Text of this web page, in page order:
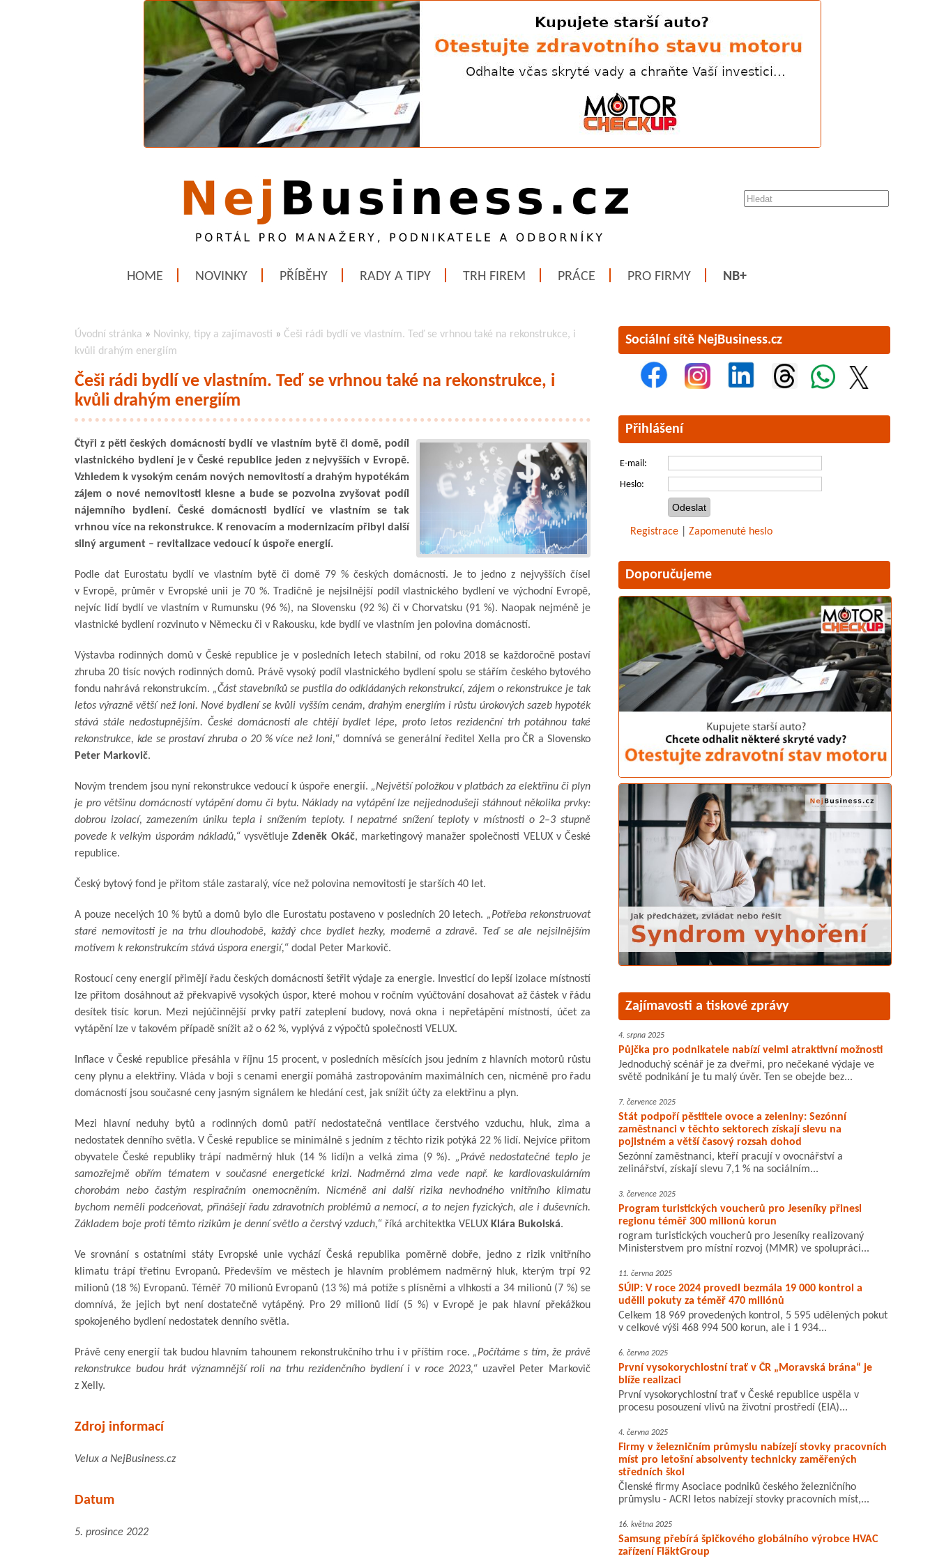
HOME NOVINKY PŘÍBĚHY RADY A TIPY TRH FIREM PRÁCE PRO FIRMY NB+
Úvodní stránka » Novinky, tipy a zajímavosti » Češi rádi bydlí ve vlastním. Teď se vrhnou také na rekonstrukce, i
kvůli drahým energiím
Češi rádi bydlí ve vlastním. Teď se vrhnou také na rekonstrukce, i
kvůli drahým energiím
Čtyři z pěti českých domácností bydlí ve vlastním bytě či domě, podíl
vlastnického bydlení je v České republice jeden z nejvyšších v Evropě.
Vzhledem k vysokým cenám nových nemovitostí a drahým hypotékám
zájem o nové nemovitosti klesne a bude se pozvolna zvyšovat podíl
nájemního bydlení. České domácnosti bydlící ve vlastním se tak
vrhnou více na rekonstrukce. K renovacím a modernizacím přibyl další
silný argument – revitalizace vedoucí k úspoře energií.
Podle dat Eurostatu bydlí ve vlastním bytě či domě 79 % českých domácností. Je to jedno z nejvyšších čísel
v Evropě, průměr v Evropské unii je 70 %. Tradičně je nejsilnější podíl vlastnického bydlení ve východní Evropě,
nejvíc lidí bydlí ve vlastním v Rumunsku (96 %), na Slovensku (92 %) či v Chorvatsku (91 %). Naopak nejméně je
vlastnické bydlení rozvinuto v Německu či v Rakousku, kde bydlí ve vlastním jen polovina domácností.
Výstavba rodinných domů v České republice je v posledních letech stabilní, od roku 2018 se každoročně postaví
zhruba 20 tisíc nových rodinných domů. Právě vysoký podíl vlastnického bydlení spolu se stářím českého bytového
fondu nahrává rekonstrukcím. „Část stavebníků se pustila do odkládaných rekonstrukcí, zájem o rekonstrukce je tak
letos výrazně větší než loni. Nové bydlení se kvůli vyšším cenám, drahým energiím i růstu úrokových sazeb hypoték
stává stále nedostupnějším. České domácnosti ale chtějí bydlet lépe, proto letos rezidenční trh potáhnou také
rekonstrukce, kde se prostaví zhruba o 20 % více než loni,“ domnívá se generální ředitel Xella pro ČR a Slovensko
Peter Markovič.
Novým trendem jsou nyní rekonstrukce vedoucí k úspoře energií. „Největší položkou v platbách za elektřinu či plyn
je pro většinu domácností vytápění domu či bytu. Náklady na vytápění lze nejjednodušeji stáhnout několika prvky:
dobrou izolací, zamezením úniku tepla i snížením teploty. I nepatrné snížení teploty v místnosti o 2–3 stupně
povede k velkým úsporám nákladů,“ vysvětluje Zdeněk Okáč, marketingový manažer společnosti VELUX v České
republice.
Český bytový fond je přitom stále zastaralý, více než polovina nemovitostí je starších 40 let.
A pouze necelých 10 % bytů a domů bylo dle Eurostatu postaveno v posledních 20 letech. „Potřeba rekonstruovat
staré nemovitosti je na trhu dlouhodobě, každý chce bydlet hezky, moderně a zdravě. Teď se ale nejsilnějším
motivem k rekonstrukcím stává úspora energií,“ dodal Peter Markovič.
Rostoucí ceny energií přimějí řadu českých domácností šetřit výdaje za energie. Investicí do lepší izolace místností
lze přitom dosáhnout až překvapivě vysokých úspor, které mohou v ročním vyúčtování dosahovat až částek v řádu
desítek tisíc korun. Mezi nejúčinnější prvky patří zateplení budovy, nová okna i nepřetápění místností, účet za
vytápění lze v takovém případě snížit až o 62 %, vyplývá z výpočtů společnosti VELUX.
Inflace v České republice přesáhla v říjnu 15 procent, v posledních měsících jsou jedním z hlavních motorů růstu
ceny plynu a elektřiny. Vláda v boji s cenami energií pomáhá zastropováním maximálních cen, nicméně pro řadu
domácností jsou současné ceny jasným signálem ke hledání cest, jak snížit účty za elektřinu a plyn.
Mezi hlavní neduhy bytů a rodinných domů patří nedostatečná ventilace čerstvého vzduchu, hluk, zima a
nedostatek denního světla. V České republice se minimálně s jedním z těchto rizik potýká 22 % lidí. Nejvíce přitom
obyvatele České republiky trápí nadměrný hluk (14 % lidí)n a velká zima (9 %). „Právě nedostatečné teplo je
samozřejmě obřím tématem v současné energetické krizi. Nadměrná zima vede např. ke kardiovaskulárním
chorobám nebo častým respiračním onemocněním. Nicméně ani další rizika nevhodného vnitřního klimatu
bychom neměli podceňovat, přinášejí řadu zdravotních problémů a nemocí, a to nejen fyzických, ale i duševních.
Základem boje proti těmto rizikům je denní světlo a čerstvý vzduch,“ říká architektka VELUX Klára Bukolská.
Ve srovnání s ostatními státy Evropské unie vychází Česká republika poměrně dobře, jedno z rizik vnitřního
klimatu trápí třetinu Evropanů. Především ve městech je hlavním problémem nadměrný hluk, kterým trpí 92
milionů (18 %) Evropanů. Téměř 70 milionů Evropanů (13 %) má potíže s plísněmi a vlhkostí a 34 milionů (7 %) se
domnívá, že jejich byt není dostatečně vytápěný. Pro 29 milionů lidí (5 %) v Evropě je pak hlavní překážkou
spokojeného bydlení nedostatek denního světla.
Právě ceny energií tak budou hlavním tahounem rekonstrukčního trhu i v příštím roce. „Počítáme s tím, že právě
rekonstrukce budou hrát významnější roli na trhu rezidenčního bydlení i v roce 2023,“ uzavřel Peter Markovič
z Xelly.
Zdroj informací
Velux a NejBusiness.cz
Datum
5. prosince 2022
Sociální sítě NejBusiness.cz
Přihlášení
E-mail:
Heslo:
Registrace Zapomenuté heslo
Doporučujeme
Zajímavosti a tiskové zprávy
4. srpna 2025
Půjčka pro podnikatele nabízí velmi atraktivní možnosti
Jednoduchý scénář je za dveřmi, pro nečekané výdaje ve
světě podnikání je tu malý úvěr. Ten se obejde bez...
7. července 2025
Stát podpoří pěstitele ovoce a zeleniny: Sezónní
zaměstnanci v těchto sektorech získají slevu na
pojistném a větší časový rozsah dohod
Sezónní zaměstnanci, kteří pracují v ovocnářství a
zelinářství, získají slevu 7,1 % na sociálním...
3. července 2025
Program turistických voucherů pro Jeseníky přinesl
regionu téměř 300 milionů korun
rogram turistických voucherů pro Jeseníky realizovaný
Ministerstvem pro místní rozvoj (MMR) ve spolupráci...
11. června 2025
SÚIP: V roce 2024 provedl bezmála 19 000 kontrol a
udělil pokuty za téměř 470 miliónů
Celkem 18 969 provedených kontrol, 5 595 udělených pokut
v celkové výši 468 994 500 korun, ale i 1 934...
6. června 2025
První vysokorychlostní trať v ČR „Moravská brána“ je
blíže realizaci
První vysokorychlostní trať v České republice uspěla v
procesu posouzení vlivů na životní prostředí (EIA)...
4. června 2025
Firmy v železničním průmyslu nabízejí stovky pracovních
míst pro letošní absolventy technicky zaměřených
středních škol
Členské firmy Asociace podniků českého železničního
průmyslu - ACRI letos nabízejí stovky pracovních míst,...
16. května 2025
Samsung přebírá špičkového globálního výrobce HVAC
zařízení FläktGroup